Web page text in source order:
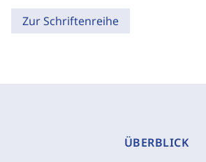
Zur Schriftenreihe
ÜBERBLICK